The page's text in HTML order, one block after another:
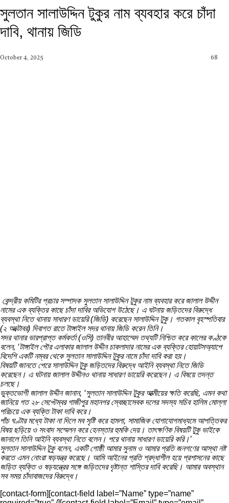
সুলতান সালাউদ্দিন টুকুর নাম ব্যবহার করে চাঁদা
দাবি, থানায় জিডি
October 4, 2025 68
কেন্দ্রীয় কমিটির প্রচার সম্পাদক সুলতান সালাউদ্দিন টুকুর নাম ব্যবহার করে জালাল উদ্দীন
নামের এক ব্যক্তির কাছে চাঁদা দাবির অভিযোগ উঠেছে। এ ঘটনায় জড়িতদের বিরুদ্ধে
ব্যবস্থা নিতে থানায় সাধারণ ডায়েরি (জিডি) করেছেন সালাউদ্দিন টুকু। গতকাল বৃহস্পতিবার
(২ অক্টোবর) দিবাগত রাতে টাঙ্গাইল সদর থানায় জিডি করেন তিনি।
সদর থানার ভারপ্রাপ্ত কর্মকর্তা (ওসি) তানবীর আহাম্মেদ তথ্যটি নিশ্চিত করে কালের কণ্ঠকে
বলেন, ‘টাঙ্গাইল পৌর এলাকার জালাল উদ্দীন চাকলাদার নামের এক ব্যক্তির হোয়াটসঅ্যাপে
বিদেশি একটি নম্বর থেকে সুলতান সালাউদ্দিন টুকুর নামে চাঁদা দাবি করা হয়।
বিষয়টি জানতে পেরে সালাউদ্দিন টুকু জড়িতদের বিরুদ্ধে আইনি ব্যবস্থা নিতে জিডি
করেছেন। এ ঘটনায় জালাল উদ্দীনও থানায় সাধারণ ডায়েরি করেছেন। এ বিষয়ে তদন্ত
চলছে।
ভুক্তভোগী জালাল উদ্দীন জানান, ‘সুলতান সালাউদ্দিন টুকুর আত্মীয়ের ক্ষতি করেছি, এমন কথা
জানিয়ে গত ২৮ সেপ্টেম্বর গাজীপুর মহানগর স্বেচ্ছাসেবক দলের সদস্য সচিব হালিম মোল্লা
পরিচয়ে এক ব্যক্তি টাকা দাবি করে।
পাঁচ ঘণ্টার মধ্যে টাকা না দিলে মব সৃষ্টি করে হামলা, সামাজিক যোগাযোগমাধ্যমে আপত্তিকর
বিষয় ছড়িয়ে ও সংবাদ সম্মেলন করে হেনস্তার হুমকি দেয়। তাৎক্ষণিক বিষয়টি টুকু ভাইকে
জানালে তিনি আইনি ব্যবস্থা নিতে বলেন। পরে থানায় সাধারণ ডায়েরি করি।’
সুলতান সালাউদ্দিন টুকু বলেন, একটি গোষ্ঠী আমার সুনাম ও আমার প্রতি জনগণের আস্থা নষ্ট
করতে এমন নোংরা ষড়যন্ত্র করেছে। আমি আইনের প্রতি শ্রদ্ধাশীল হয়ে প্রশাসনের কাছে
জড়িত ব্যক্তি ও ষড়যন্ত্রের সঙ্গে জড়িতদের দৃষ্টান্ত শাস্তির দাবি করেছি। আমার অবস্থান
সব সময় চাঁদাবাজদের বিরুদ্ধে।
[contact-form][contact-field label=”Name” type=”name”